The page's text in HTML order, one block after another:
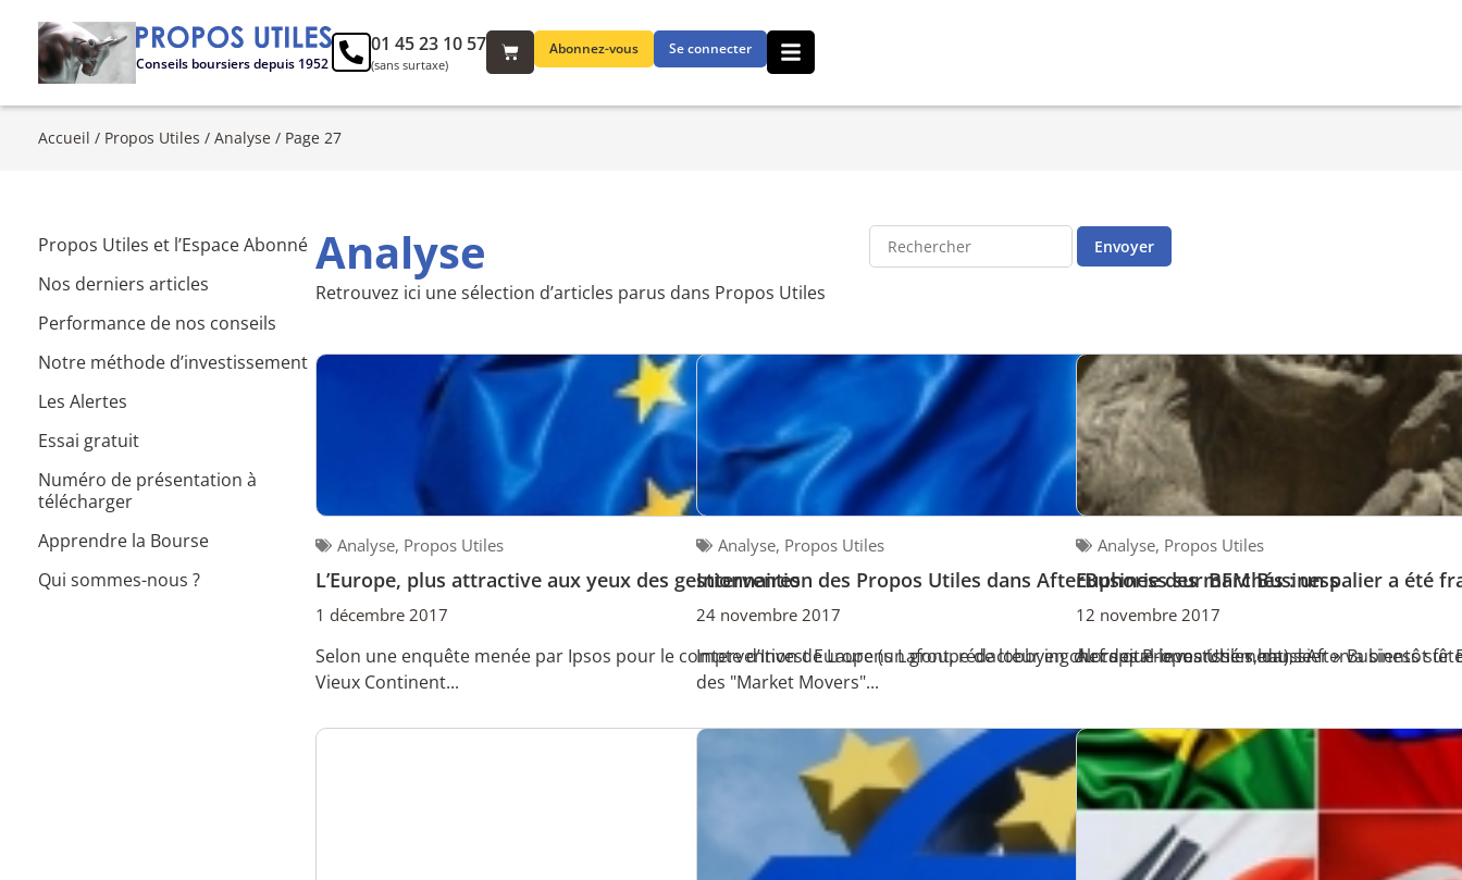
Conseils boursiers depuis 1952
Abonnez-vous Se connecter
01 45 23 10 57
(sans surtaxe)
Accueil / Propos Utiles / Analyse / Page 27
Propos Utiles et l’Espace Abonné
Nos derniers articles
Performance de nos conseils
Notre méthode d’investissement
Les Alertes
Essai gratuit
Numéro de présentation à
télécharger
Apprendre la Bourse
Qui sommes-nous ?
Analyse
Retrouvez ici une sélection d’articles parus dans Propos Utiles
Analyse, Propos Utiles
L’Europe, plus attractive aux yeux des gestionnaires
1 décembre 2017
Selon une enquête menée par Ipsos pour le compte d’Invest Europe (un groupe de lobbying du capital-investissement), le
Vieux Continent...
Analyse, Propos Utiles
Intervention des Propos Utiles dans AfterBusiness sur BFM Business
24 novembre 2017
Intervention de Laurens Lafont, rédacteur en chef des Propos Utiles, dans AfterBusiness sur
des "Market Movers"...
Analyse, Propos Utiles
Euphorie des marchés : un palier a été
12 novembre 2017
Alors que le marché « haussier » va bientôt